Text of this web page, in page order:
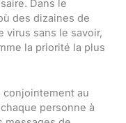
Dans le
des dizaines de
virus sans le savoir,
la priorité la plus
au
personne à